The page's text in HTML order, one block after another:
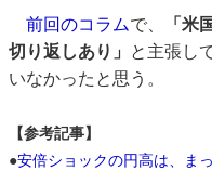
前回のコラムで、
「米
切り返しあり」
と主張し
いなかったと思う。
【参考記事】
●安倍ショックの円高は、ま